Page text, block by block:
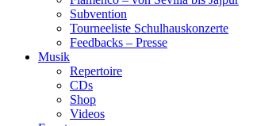
Subvention
Tourneeliste Schulhauskonzerte
Feedbacks – Presse
Musik
Repertoire
CDs
Shop
Videos